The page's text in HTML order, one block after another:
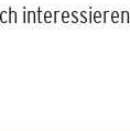
interessieren